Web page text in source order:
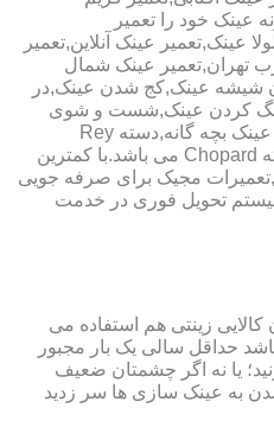
عینک خود را تعمیر
عینک,تعمیر عینک آنلاین,تعمیر
تهران,تعمیر عینک شمال
شیشه عینک,کج شدن عینک,در
کردن عینک,شست و شوی
عینک,شکستن عینک فلزی,تعمیر عینک بچه گانه,دسته Rey
Ban,دسته AO,دسته Police,دسته Chopard می باشد.با کمترین
مجیک برای صرفه جویی
تحویل فوری در خدمت
زینتی هم استفاده می
حداقل سالی یک بار مجبور
یا نه اگر چشمتان ضعیف
به عینک سازی ها سر زدید